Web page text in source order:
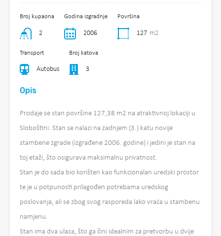
Broj kupaona
2
Godina izgradnje
2006
Površina
127 m2
Transport
Autobus
Broj katova
3
Opis
Prodaje se stan površine 127,38 m2 na atraktivnoj lokaciji u
Sloboštini. Stan se nalazi na zadnjem (3.) katu novije
stambene zgrade (izgrađene 2006. godine) i jedini je stan na
toj etaži, što osigurava maksimalnu privatnost.
Stan je do sada bio korišten kao funkcionalan uredski prostor
te je u potpunosti prilagođen potrebama uredskog
poslovanja, ali se zbog svog rasporeda lako vraća u stambenu
namjenu.
Stan ima dva ulaza, što ga čini idealnim za pretvorbu u dvije